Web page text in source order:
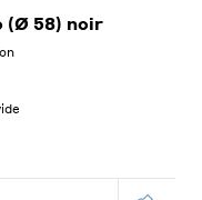
(Ø 58) noir